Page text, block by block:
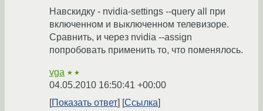
Навскидку - nvidia-settings --query all при
включенном и выключенном телевизоре.
Сравнить, и через nvidia --assign
попробовать применить то, что поменялось.
vga ★★
04.05.2010 16:50:41 +00:00
Показать ответ
Ссылка